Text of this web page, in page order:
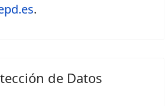
.
de Datos